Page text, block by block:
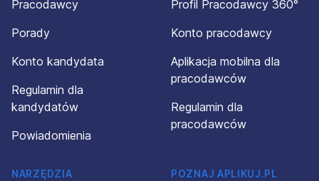
Pracodawcy
Porady
Konto kandydata
Regulamin dla
kandydatów
Powiadomienia
Profil Pracodawcy 360°
Konto pracodawcy
Aplikacja mobilna dla
pracodawców
Regulamin dla
pracodawców
NARZĘDZIA
POZNAJ APLIKUJ.PL